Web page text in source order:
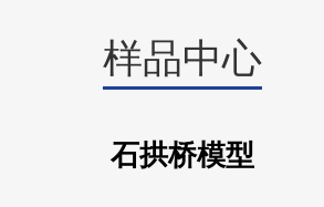
样品中心
石拱桥模型